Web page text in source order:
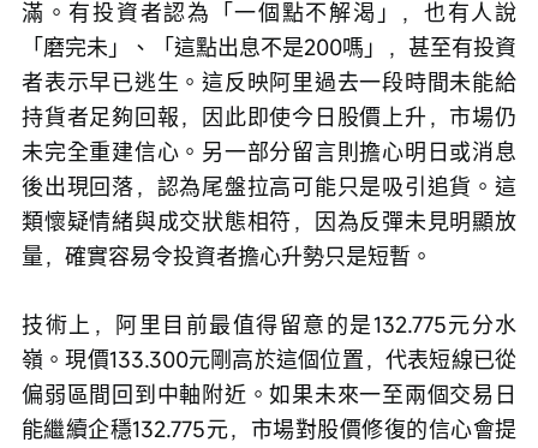
滿。有投資者認為「一個點不解渴」，也有人說
「磨完未」、「這點出息不是200嗎」，甚至有投資
者表示早已逃生。這反映阿里過去一段時間未能給
持貨者足夠回報，因此即使今日股價上升，市場仍
未完全重建信心。另一部分留言則擔心明日或消息
後出現回落，認為尾盤拉高可能只是吸引追貨。這
類懷疑情緒與成交狀態相符，因為反彈未見明顯放
量，確實容易令投資者擔心升勢只是短暫。
技術上，阿里目前最值得留意的是132.775元分水
嶺。現價133.300元剛高於這個位置，代表短線已從
偏弱區間回到中軸附近。如果未來一至兩個交易日
能繼續企穩132.775元，市場對股價修復的信心會提